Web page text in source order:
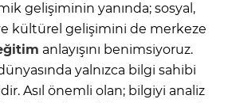
gelişiminin yanında; sosyal,
kültürel gelişimini de merkeze
anlayışını benimsiyoruz.
yalnızca bilgi sahibi
Asıl önemli olan; bilgiyi analiz